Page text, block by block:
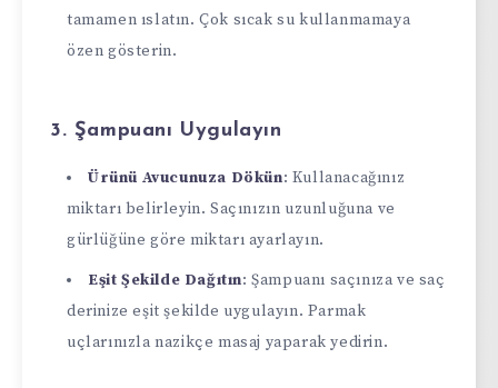
tamamen ıslatın. Çok sıcak su kullanmamaya
özen gösterin.
3. Şampuanı Uygulayın
Ürünü Avucunuza Dökün: Kullanacağınız
miktarı belirleyin. Saçınızın uzunluğuna ve
gürlüğüne göre miktarı ayarlayın.
Eşit Şekilde Dağıtın: Şampuanı saçınıza ve saç
derinize eşit şekilde uygulayın. Parmak
uçlarınızla nazikçe masaj yaparak yedirin.